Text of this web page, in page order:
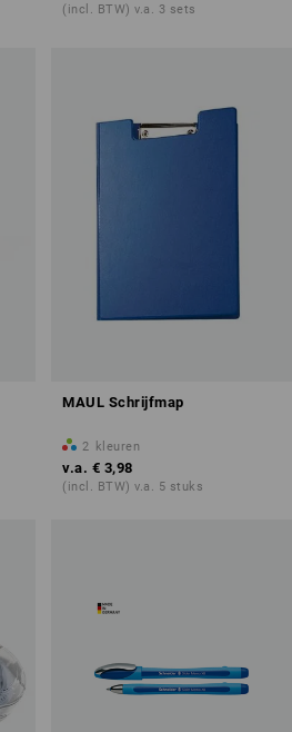
(incl. BTW) v.a. 3 sets
MAUL Schrijfmap
2 kleuren
v.a. € 3,98
(incl. BTW) v.a. 5 stuks